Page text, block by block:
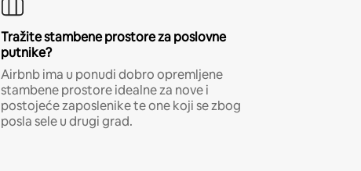
Tražite stambene prostore za poslovne
putnike?
Airbnb ima u ponudi dobro opremljene
stambene prostore idealne za nove i
postojeće zaposlenike te one koji se zbog
posla sele u drugi grad.